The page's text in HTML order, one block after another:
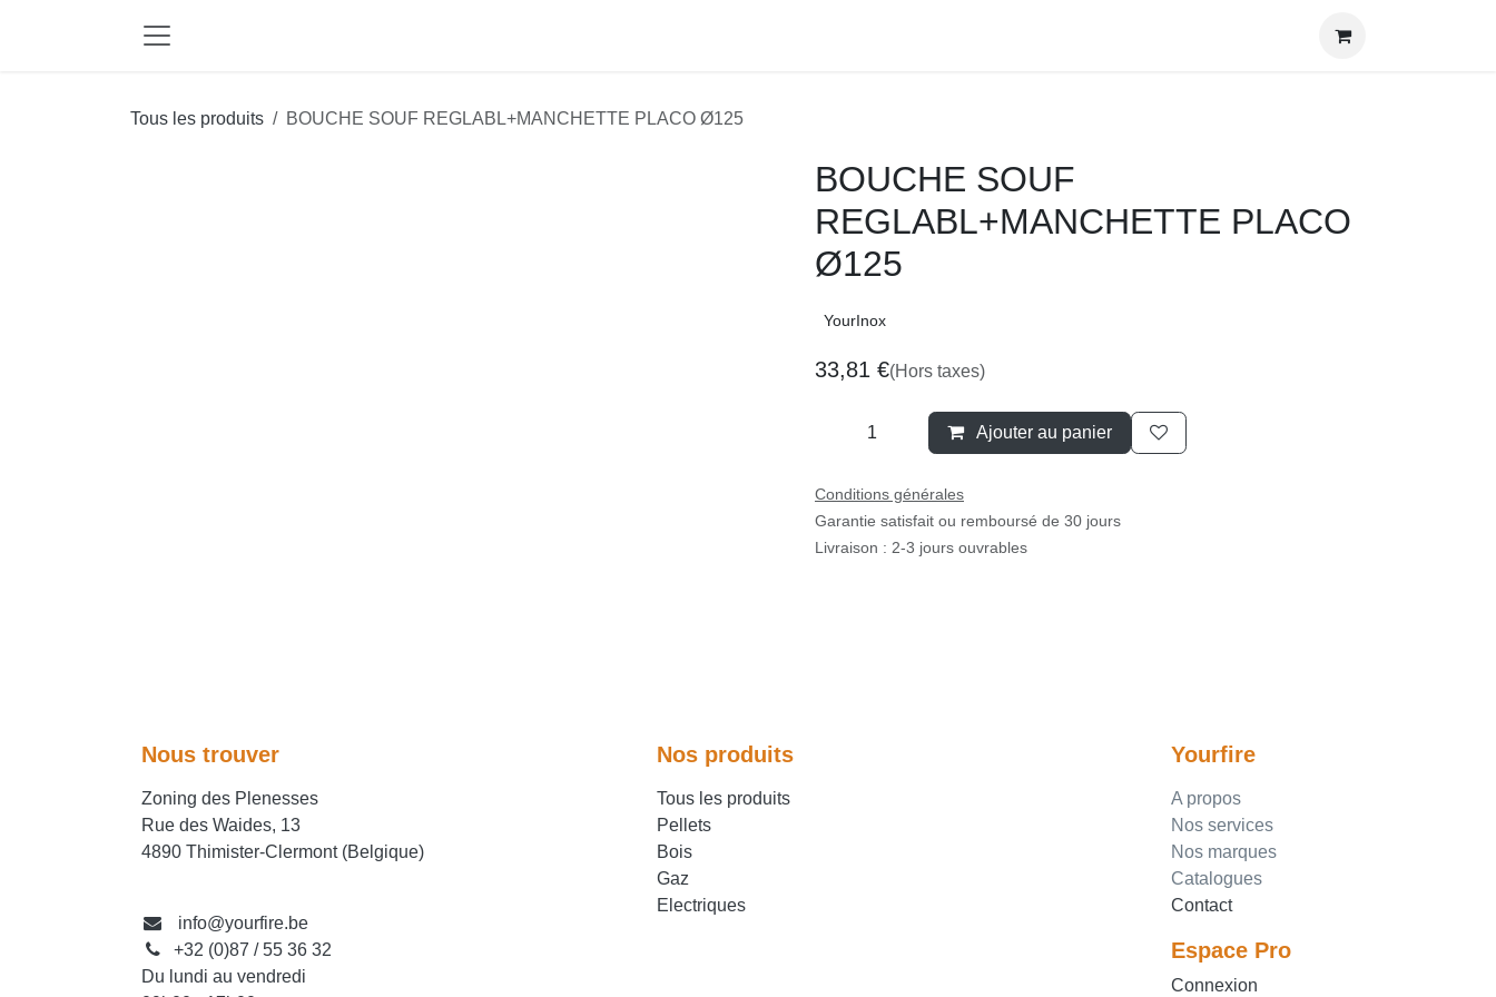
Tous les produits BOUCHE SOUF REGLABL+MANCHETTE PLACO Ø125
BOUCHE SOUF
REGLABL+MANCHETTE PLACO
Ø125
YourInox
33,81€(Hors taxes)
Ajouter au panier
Conditions générales
Garantie satisfait ou remboursé de 30 jours
Livraison : 2-3 jours ouvrables
Nous trouver
Zoning des Plenesses
Rue des Waides, 13
4890 Thimister-Clermont (Belgique)
info@yourfire.be
+32 (0)87 / 55 36 32
Du lundi au vendredi
Yourfire
A propos
Nos services
Nos marques
Catalogues
Contact
Espace Pro
Connexion
Nos produits
Tous les produits
Pellets
Bois
Gaz
Electriques